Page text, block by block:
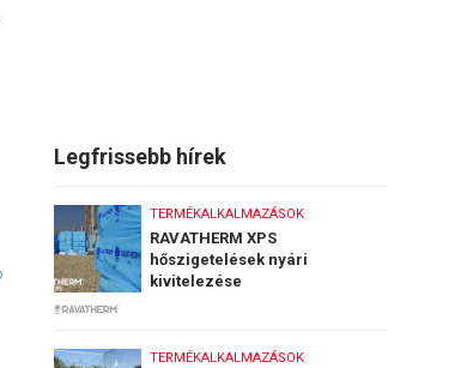
Legfrissebb hírek
TERMÉKALKALMAZÁSOK
RAVATHERM XPS
hőszigetelések nyári
kivitelezése
TERMÉKALKALMAZÁSOK